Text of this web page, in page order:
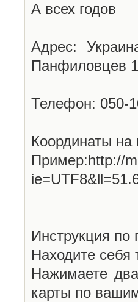
А всех годов
Адрес:
Панфиловцев
Телефон: 050-
Координаты на
Пример:http://
Инструкция по
Находите себя
Нажимаете
карты по